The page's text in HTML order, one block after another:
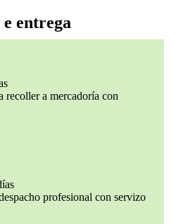
entrega
recoller a mercadoría con
profesional con servizo